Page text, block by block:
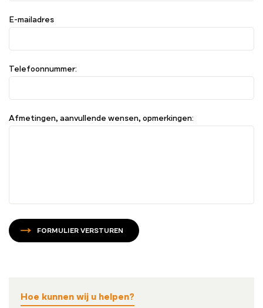
E-mailadres
Telefoonnummer:
Afmetingen, aanvullende wensen, opmerkingen:
FORMULIER VERSTUREN
Hoe kunnen wij u helpen?